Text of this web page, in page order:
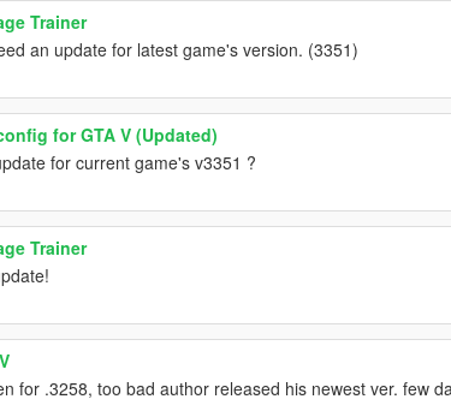
Trainer
an update for latest game's version. (3351)
for GTA V (Updated)
for current game's v3351 ?
Trainer
for .3258, too bad author released his newest ver. few